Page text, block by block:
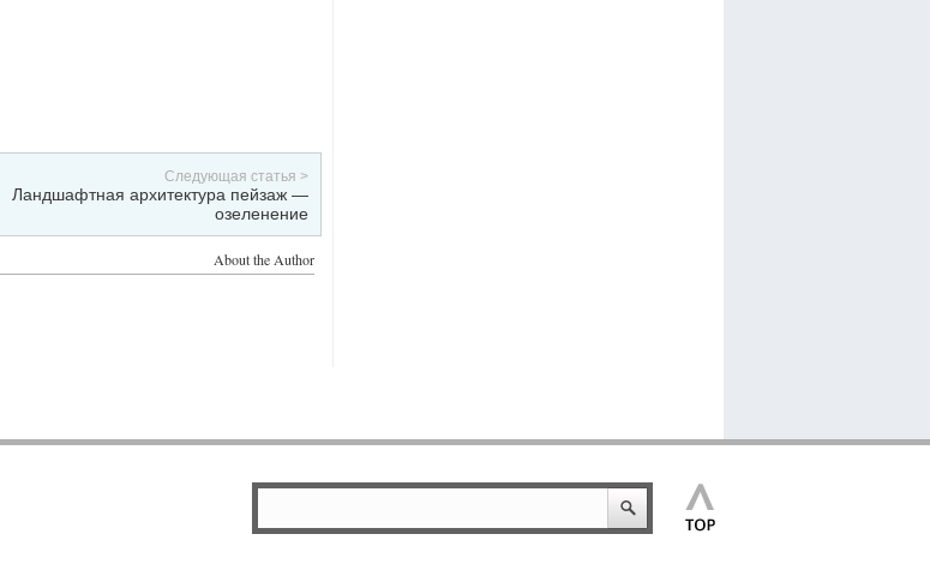
Следующая статья >
Ландшафтная архитектура пейзаж —
озеленение
About the Author